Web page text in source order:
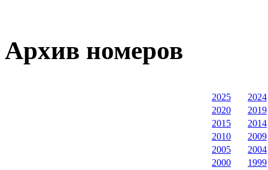
Архив номеров
2025
2024
2020
2019
2015
2014
2010
2009
2005
2004
2000
1999